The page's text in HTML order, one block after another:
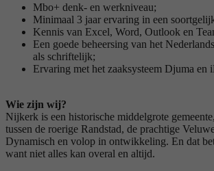
Mbo+ denk- en werkniveau;
Minimaal 3 jaar ervaring in een
Kennis van Excel, Word, Outlook en
Een goede beheersing van het
als schriftelijk;
Ervaring met het zaaksysteem Djuma en
Wie zijn wij?
Nijkerk is een historische middelgrote
tussen de roerige Randstad, de prachtige
Dynamisch en volop in ontwikkeling. En dat
want niet alles kan overal en altijd.